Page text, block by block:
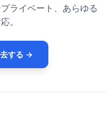
ライベート、あらゆる
。
する →